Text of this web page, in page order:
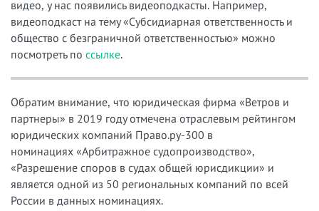
видео, у нас появились видеоподкасты. Например,
видеоподкаст на тему «Субсидиарная ответственность и
общество с безграничной ответственностью» можно
посмотреть по ссылке.
Обратим внимание, что юридическая фирма «Ветров и
партнеры» в 2019 году отмечена отраслевым рейтингом
юридических компаний Право.ру-300 в
номинациях «Арбитражное судопроизводство»,
«Разрешение споров в судах общей юрисдикции» и
является одной из 50 региональных компаний по всей
России в данных номинациях.